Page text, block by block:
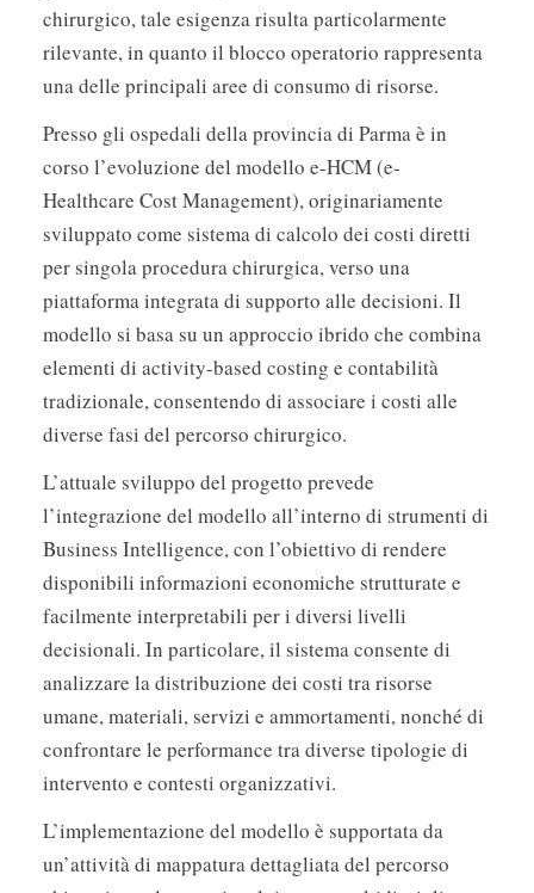
chirurgico, tale esigenza risulta particolarmente
rilevante, in quanto il blocco operatorio rappresenta
una delle principali aree di consumo di risorse.
Presso gli ospedali della provincia di Parma è in
corso l’evoluzione del modello e-HCM (e-
Healthcare Cost Management), originariamente
sviluppato come sistema di calcolo dei costi diretti
per singola procedura chirurgica, verso una
piattaforma integrata di supporto alle decisioni. Il
modello si basa su un approccio ibrido che combina
elementi di activity-based costing e contabilità
tradizionale, consentendo di associare i costi alle
diverse fasi del percorso chirurgico.
L’attuale sviluppo del progetto prevede
l’integrazione del modello all’interno di strumenti di
Business Intelligence, con l’obiettivo di rendere
disponibili informazioni economiche strutturate e
facilmente interpretabili per i diversi livelli
decisionali. In particolare, il sistema consente di
analizzare la distribuzione dei costi tra risorse
umane, materiali, servizi e ammortamenti, nonché di
confrontare le performance tra diverse tipologie di
intervento e contesti organizzativi.
L’implementazione del modello è supportata da
un’attività di mappatura dettagliata del percorso